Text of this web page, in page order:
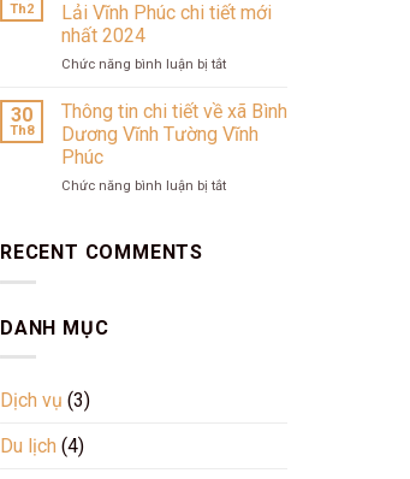
Valley
Récit
Chỉ
phút
Traveloka
tiết
kcn
Xuyên
2
Vĩnh
Th2
Lải Vĩnh Phúc chi tiết mới
nhất 2024
Chức năng bình luận bị tắtở
khu
du
lịch
Đại
30
Th8
Thông tin chi tiết về xã Bình
Dương Vĩnh Tường Vĩnh
Phúc
Chức năng bình luận bị tắtở
RECENT COMMENTS
DANH MỤC
Dịch vụ (3)
Du lịch (4)